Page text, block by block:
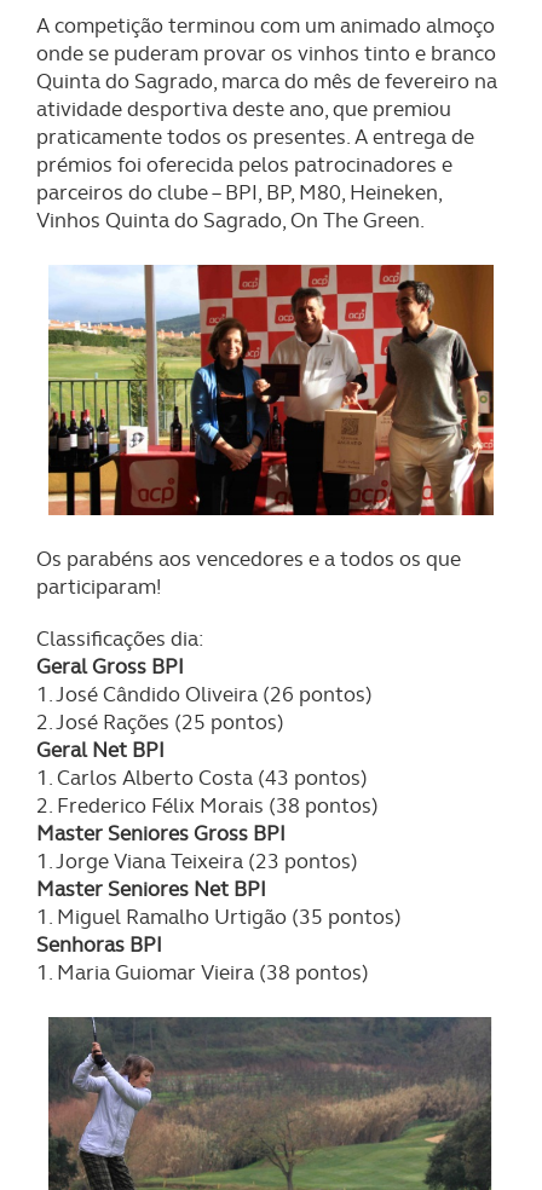
A competição terminou com um animado almoço
onde se puderam provar os vinhos tinto e branco
Quinta do Sagrado, marca do mês de fevereiro na
atividade desportiva deste ano, que premiou
praticamente todos os presentes. A entrega de
prémios foi oferecida pelos patrocinadores e
parceiros do clube – BPI, BP, M80, Heineken,
Vinhos Quinta do Sagrado, On The Green.
Os parabéns aos vencedores e a todos os que
participaram!
Classificações dia:
Geral Gross BPI
1. José Cândido Oliveira (26 pontos)
2. José Rações (25 pontos)
Geral Net BPI
1. Carlos Alberto Costa (43 pontos)
2. Frederico Félix Morais (38 pontos)
Master Seniores Gross BPI
1. Jorge Viana Teixeira (23 pontos)
Master Seniores Net BPI
1. Miguel Ramalho Urtigão (35 pontos)
Senhoras BPI
1. Maria Guiomar Vieira (38 pontos)